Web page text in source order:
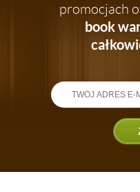
promocjach
book